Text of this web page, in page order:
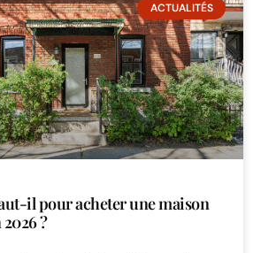
ACTUALITÉS
il pour acheter une maison
?